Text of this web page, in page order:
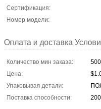
Сертификация:
Номер модели:
Оплата и доставка
Количество мин заказа:
Цена:
Упаковывая детали:
Поставка способности: